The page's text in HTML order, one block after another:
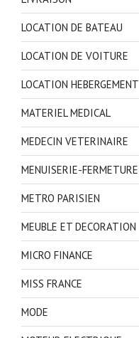
LOCATION DE BATEAU
LOCATION DE VOITURE
LOCATION HEBERGEMENT
MATERIEL MEDICAL
MEDECIN VETERINAIRE
MENUISERIE-FERMETURE
METRO PARISIEN
MEUBLE ET DECORATION
MICRO FINANCE
MISS FRANCE
MODE